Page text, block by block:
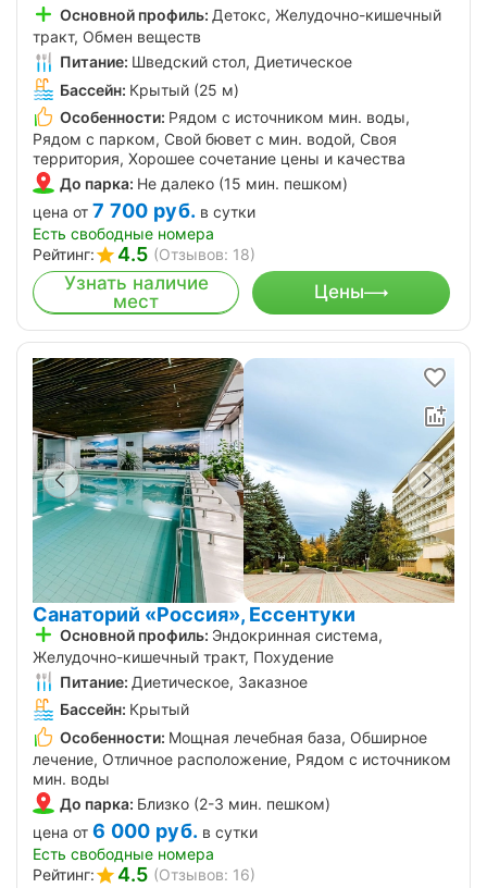
Основной профиль: Детокс, Желудочно-кишечный
тракт, Обмен веществ
Питание: Шведский стол, Диетическое
Бассейн: Крытый (25 м)
Особенности: Рядом с источником мин. воды,
Рядом с парком, Свой бювет с мин. водой, Своя
территория, Хорошее сочетание цены и качества
До парка: Не далеко (15 мин. пешком)
цена от 7 700 руб. в сутки
Есть свободные номера
Рейтинг:
4.5 (Отзывов: 18)
Узнать наличие
мест
Цены
Санаторий «Россия», Ессентуки
Основной профиль: Эндокринная система,
Желудочно-кишечный тракт, Похудение
Питание: Диетическое, Заказное
Бассейн: Крытый
Особенности: Мощная лечебная база, Обширное
лечение, Отличное расположение, Рядом с источником
мин. воды
До парка: Близко (2-3 мин. пешком)
цена от 6 000 руб. в сутки
Есть свободные номера
Рейтинг:
4.5 (Отзывов: 16)